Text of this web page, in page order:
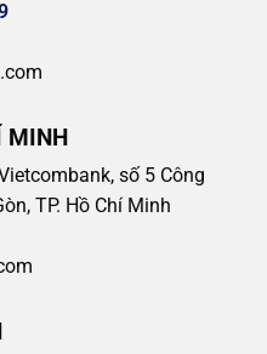
MINH
số 5 Công
TP. Hồ Chí Minh